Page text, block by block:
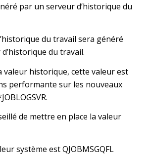
par un serveur d’historique du
du travail sera généré
du travail.
valeur historique, cette valeur est
performante sur les nouveaux
de mettre en place la valeur
système est QJOBMSGQFL